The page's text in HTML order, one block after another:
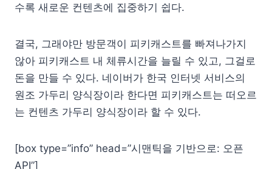
수록 새로운 컨텐츠에 집중하기 쉽다.
결국, 그래야만 방문객이 피키캐스트를 빠져나가지
않아 피키캐스트 내 체류시간을 늘릴 수 있고, 그걸로
돈을 만들 수 있다. 네이버가 한국 인터넷 서비스의
원조 가두리 양식장이라 한다면 피키캐스트는 떠오르
는 컨텐츠 가두리 양식장이라 할 수 있다.
[box type=”info” head=”시맨틱을 기반으로: 오픈
API”]